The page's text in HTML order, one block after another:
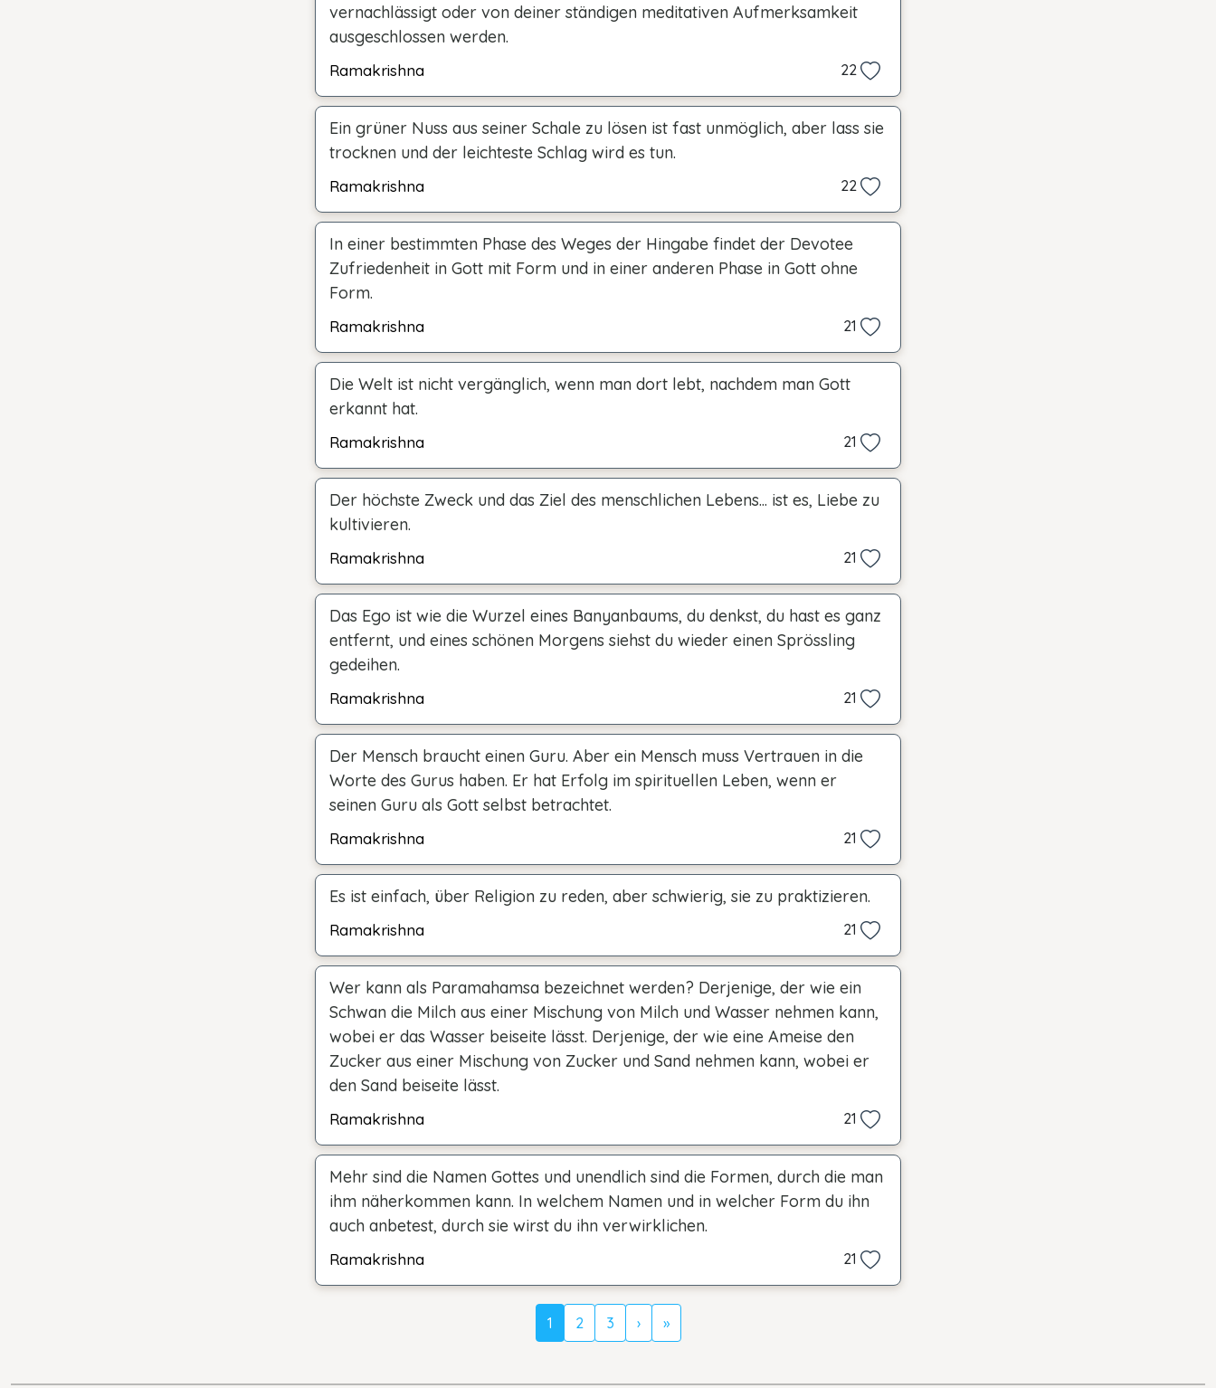
vernachlässigt oder von deiner ständigen meditativen Aufmerksamkeit
ausgeschlossen werden.
Ramakrishna 22
Ein grüner Nuss aus seiner Schale zu lösen ist fast unmöglich, aber lass sie
trocknen und der leichteste Schlag wird es tun.
Ramakrishna 22
In einer bestimmten Phase des Weges der Hingabe findet der Devotee
Zufriedenheit in Gott mit Form und in einer anderen Phase in Gott ohne
Form.
Ramakrishna 21
Die Welt ist nicht vergänglich, wenn man dort lebt, nachdem man Gott
erkannt hat.
Ramakrishna 21
Der höchste Zweck und das Ziel des menschlichen Lebens... ist es, Liebe zu
kultivieren.
Ramakrishna 21
Das Ego ist wie die Wurzel eines Banyanbaums, du denkst, du hast es ganz
entfernt, und eines schönen Morgens siehst du wieder einen Sprössling
gedeihen.
Ramakrishna 21
Der Mensch braucht einen Guru. Aber ein Mensch muss Vertrauen in die
Worte des Gurus haben. Er hat Erfolg im spirituellen Leben, wenn er
seinen Guru als Gott selbst betrachtet.
Ramakrishna 21
Es ist einfach, über Religion zu reden, aber schwierig, sie zu praktizieren.
Ramakrishna 21
Wer kann als Paramahamsa bezeichnet werden? Derjenige, der wie ein
Schwan die Milch aus einer Mischung von Milch und Wasser nehmen kann,
wobei er das Wasser beiseite lässt. Derjenige, der wie eine Ameise den
Zucker aus einer Mischung von Zucker und Sand nehmen kann, wobei er
den Sand beiseite lässt.
Ramakrishna 21
Mehr sind die Namen Gottes und unendlich sind die Formen, durch die man
ihm näherkommen kann. In welchem Namen und in welcher Form du ihn
auch anbetest, durch sie wirst du ihn verwirklichen.
Ramakrishna 21
1 2 3 › »